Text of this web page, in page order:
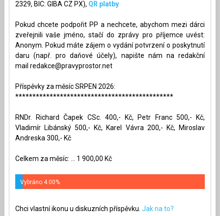
2329, BIC: GIBA CZ PX), QR platby
Pokud chcete podpořit PP a nechcete, abychom mezi dárci
zveřejnili vaše jméno, stačí do zprávy pro příjemce uvést:
Anonym. Pokud máte zájem o vydání potvrzení o poskytnutí
daru (např. pro daňové účely), napište nám na redakční
mail redakce@pravyprostor.net
Příspěvky za měsíc SRPEN 2026:
**********************************************
RNDr. Richard Čapek CSc. 400,- Kč, Petr Franc 500,- Kč,
Vladimír Libánský 500,- Kč, Karel Vávra 200,- Kč, Miroslav
Andreska 300,- Kč
Celkem za měsíc: ... 1 900,00 Kč
Vybráno 4.00%
Chci vlastní ikonu u diskuzních příspěvku. Jak na to?